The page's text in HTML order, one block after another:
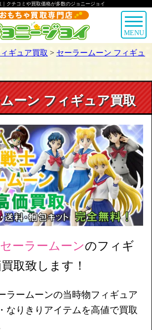
クチコミや買取価格が多数のジョニージョイ
MENU
ギュア買取 > セーラームーン フィギュ
ーン フィギュア買取
ーラームーンのフィギ
取致します！
ラームーンの当時物フィギュア
なりきりアイテムを高値で買取